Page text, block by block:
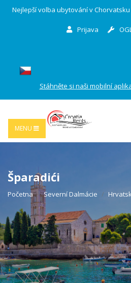
Nejlepší volba ubytování v Chorvatsku
Prijava
Stáhněte si naši mobilní
MENU
Šparadići
Početna Severní Dalmácie